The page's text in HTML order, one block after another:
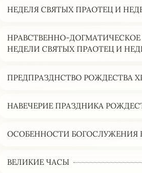
НЕДЕЛЯ СВЯТЫХ ПРАОТЕЦ И
НРАВСТВЕННО-
НЕДЕЛИ СВЯТЫХ ПРАОТЕЦ И
ПРЕДПРАЗДНСТВО РОЖДЕСТВА
НАВЕЧЕРИЕ ПРАЗДНИКА
ОСОБЕННОСТИ БОГОСЛУЖЕНИЯ
ВЕЛИКИЕ ЧАСЫ